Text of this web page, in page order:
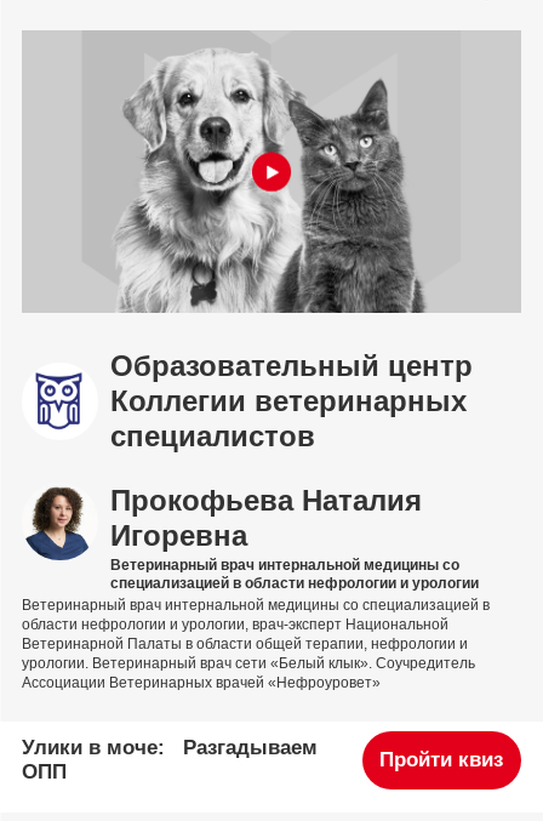
Образовательный центр
Коллегии ветеринарных
специалистов
Прокофьева Наталия
Игоревна
Ветеринарный врач интернальной медицины со
специализацией в области нефрологии и урологии
Ветеринарный врач интернальной медицины со специализацией в
области нефрологии и урологии, врач-эксперт Национальной
Ветеринарной Палаты в области общей терапии, нефрологии и
урологии. Ветеринарный врач сети «Белый клык». Соучредитель
Ассоциации Ветеринарных врачей «Нефроуровет»
Улики в моче: Разгадываем
ОПП
Пройти квиз